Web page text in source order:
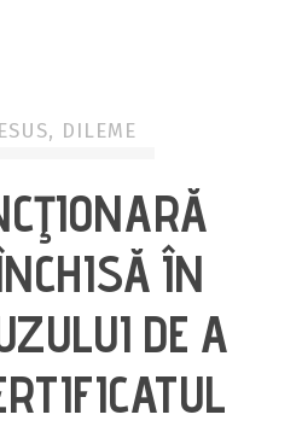
, DILEME
ÎN
DE A